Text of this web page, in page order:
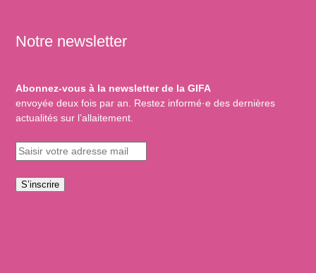
Notre newsletter
Abonnez-vous à la newsletter de la GIFA
envoyée deux fois par an. Restez informé·e des dernières
actualités sur l’allaitement.
S’inscrire